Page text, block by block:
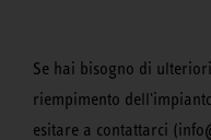
Se hai bisogno di
riempimento
esitare a contattarci